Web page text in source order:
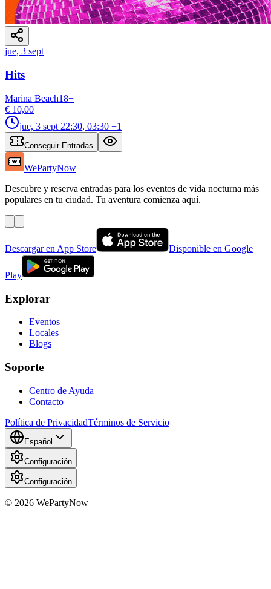
jue, 3 sept
Hits
Marina Beach18+
€ 10,00
jue, 3 sept 22:30, 03:30 +1
Conseguir Entradas
WePartyNow
Descubre y reserva entradas para los eventos de vida nocturna más
populares en tu ciudad. Tu aventura comienza aquí.
Descargar en App Store Disponible en Google
Play
Explorar
Eventos
Locales
Blogs
Soporte
Centro de Ayuda
Contacto
Política de PrivacidadTérminos de Servicio
Español
Configuración
Configuración
© 2026 WePartyNow